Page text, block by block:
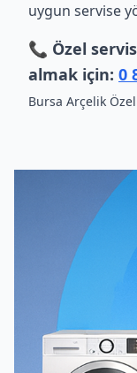
uygun servise
📞 Özel
almak için: 0
Bursa Arçelik